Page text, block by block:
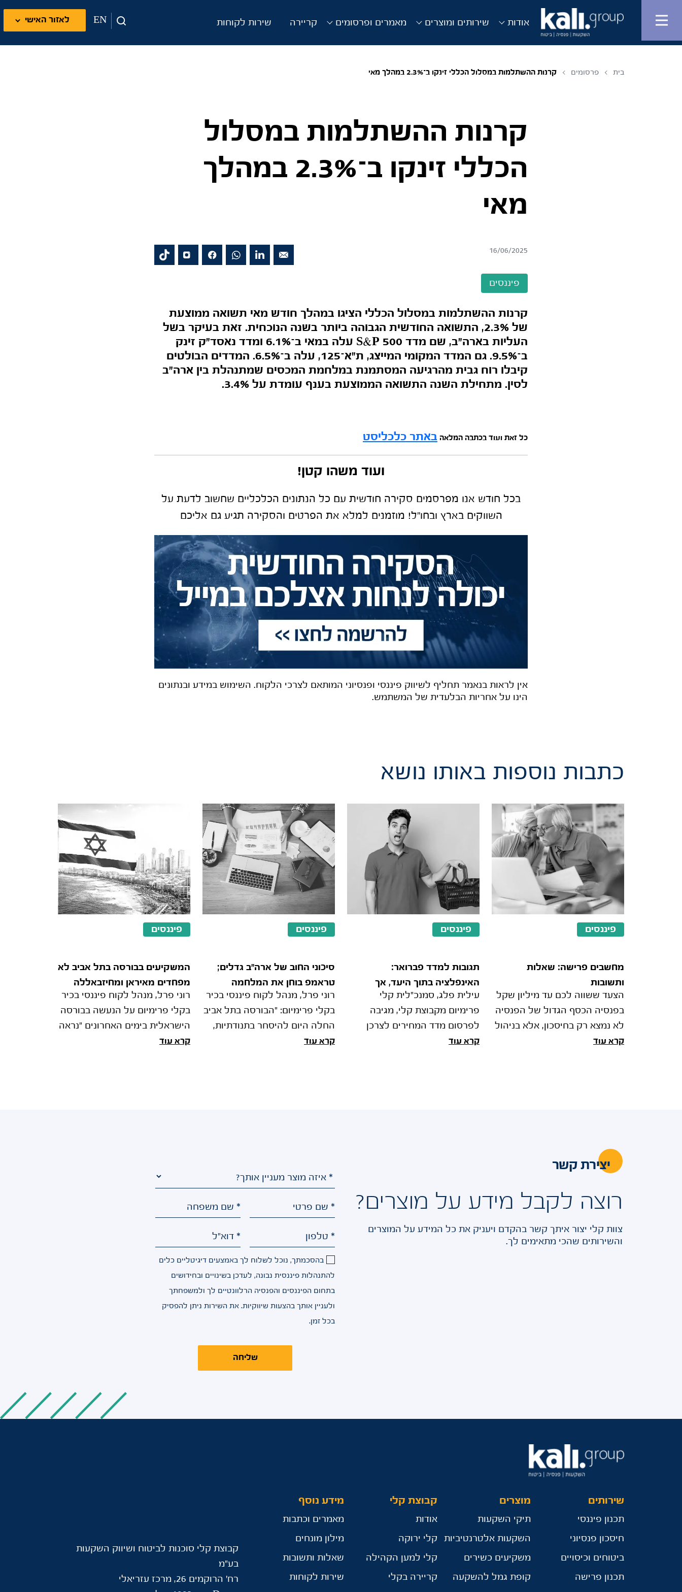
אודות שירותים ומוצרים מאמרים ופרסומים קריירה שירות לקוחות EN לאזור האישי
בית פרסומים קרנות ההשתלמות במסלול הכללי זינקו ב־2.3% במהלך מאי
קרנות ההשתלמות במסלול
הכללי זינקו ב־2.3% במהלך
מאי
16/06/2025
פיננסים
קרנות ההשתלמות במסלול הכללי הציגו במהלך חודש מאי תשואה ממוצעת
של 2.3%, התשואה החודשית הגבוהה ביותר בשנה הנוכחית. זאת בעיקר בשל
העליות בארה"ב, שם מדד S&P 500 עלה במאי ב־6.1% ומדד נאסד"ק זינק
ב־9.5%. גם המדד המקומי המייצג, ת"א־125, עלה ב־6.5%. המדדים הבולטים
קיבלו רוח גבית מהרגיעה המסתמנת במלחמת המכסים שמתנהלת בין ארה"ב
לסין. מתחילת השנה התשואה הממוצעת בענף עומדת על 3.4%.
כל זאת ועוד בכתבה המלאה באתר כלכליסט
ועוד משהו קטן!
בכל חודש אנו מפרסמים סקירה חודשית עם כל הנתונים הכלכליים שחשוב לדעת על
השווקים בארץ ובחו"ל! מוזמנים למלא את הפרטים והסקירה תגיע גם אליכם
אין לראות בנאמר תחליף לשיווק פיננסי ופנסיוני המותאם לצרכי הלקוח. השימוש במידע ובנתונים
הינו על אחריות הבלעדית של המשתמש.
כתבות נוספות באותו נושא
פיננסים
מחשבים פרישה: שאלות
ותשובות
הצעד ששווה לכם עד מיליון שקל
בפנסיה הכסף הגדול של הפנסיה
לא נמצא רק בחיסכון, אלא בניהול
נכון מול רשות המסים. הליך
קרא עוד
פיננסים
תגובות למדד פברואר:
האינפלציה בתוך היעד, אך
המלחמה מרחיקה את הורדת
הריבית
עילית פלג, סמנכ"לית קלי
פרימיום מקבוצת קלי, מגיבה
לפרסום מדד המחירים לצרכן
קרא עוד
פיננסים
סיכוני החוב של ארה"ב גדלים;
טראמפ בוחן את המלחמה
בעיניים כלכליות
רוני פרל, מנהל לקוח פיננסי בכיר
בקלי פרימיום: "הבורסה בתל אביב
החלה היום להיסחר בתנודתיות,
שבהמשך התחלפה למגמה
קרא עוד
פיננסים
המשקיעים בבורסה בתל אביב לא
מפחדים מאיראן ומחיזבאללה
רוני פרל, מנהל לקוח פיננסי בכיר
בקלי פרימיום על הנעשה בבורסה
הישראלית בימים האחרונים "נראה
כי המשקיעים לא מפחדים מאיראן
קרא עוד
יצירת קשר
רוצה לקבל מידע על מוצרים?
צוות קלי יצור איתך קשר בהקדם ויעניק את כל המידע על המוצרים
והשירותים שהכי מתאימים לך.
* שם פרטי * שם משפחה
* טלפון * דוא"ל
בהסכמתך, נוכל לשלוח לך באמצעים דיגיטליים כלים
להתנהלות פיננסית נבונה, לעדכן בשינויים ובחידושים
בתחום הפיננסים והפנסיה הרלוונטיים לך ולמשפחתך
ולעניין אותך בהצעות שיווקיות. את השירות ניתן להפסיק
בכל זמן.
שליחה
שירותים
תכנון פיננסי
חיסכון פנסיוני
ביטוחים וכיסויים
תכנון פרישה
מוצרים
תיקי השקעות
השקעות אלטרנטיביות
משקיעים כשירים
קופת גמל להשקעה
קבוצת קלי
אודות
קלי ירוקה
קלי למען הקהילה
קריירה בקלי
מידע נוסף
מאמרים וכתבות
מילון מונחים
שאלות ותשובות
שירות לקוחות
קבוצת קלי סוכנות לביטוח ושיווק השקעות
בע"מ
רח’ הרוקמים 26, מרכז עזריאלי